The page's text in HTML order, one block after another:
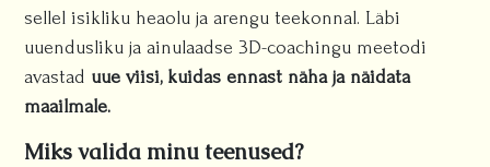
sellel isikliku heaolu ja arengu teekonnal. Läbi
uuendusliku ja ainulaadse 3D-coachingu meetodi
avastad uue viisi, kuidas ennast näha ja näidata
maailmale.
Miks valida minu teenused?